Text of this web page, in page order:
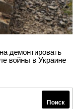
демонтировать
войны в Украине
Поиск